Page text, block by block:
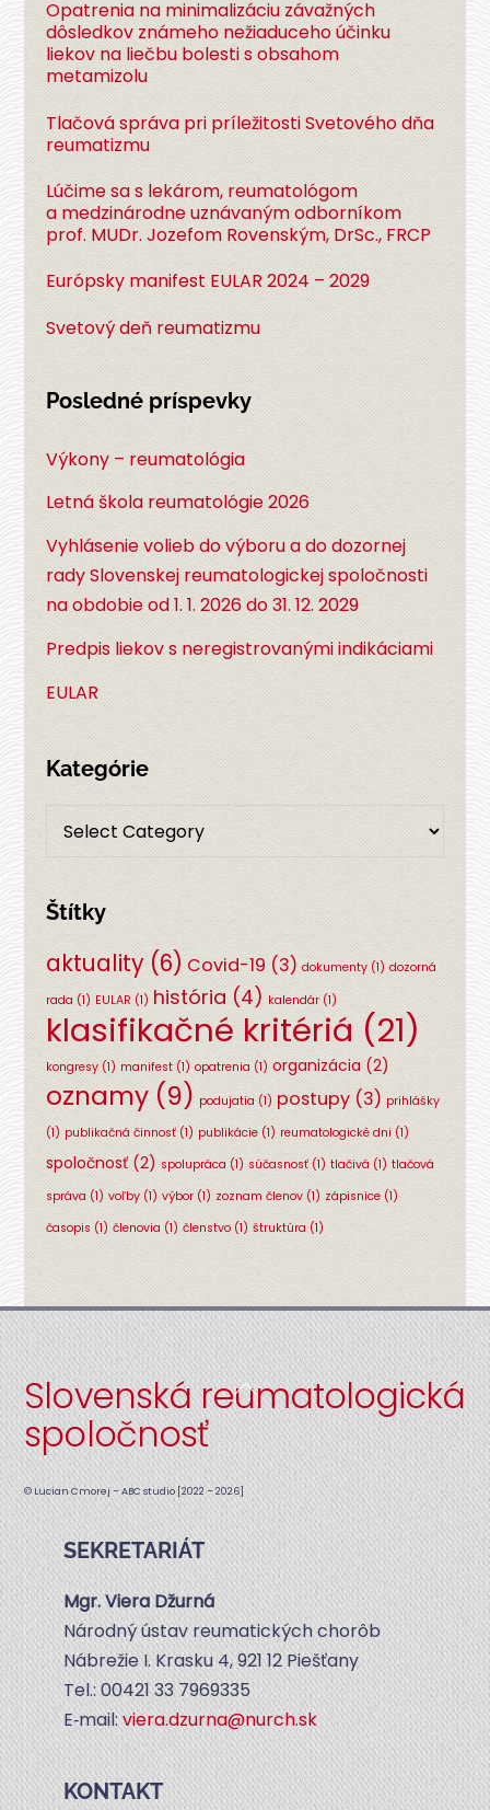
Opatrenia na minimalizáciu závažných
dôsledkov známeho nežiaduceho účinku
liekov na liečbu bolesti s obsahom
metamizolu
Tlačová správa pri príležitosti Svetového dňa
reumatizmu
Lúčime sa s lekárom, reumatológom
a medzinárodne uznávaným odborníkom
prof. MUDr. Jozefom Rovenským, DrSc., FRCP
Európsky manifest EULAR 2024 – 2029
Svetový deň reumatizmu
Posledné príspevky
Výkony – reumatológia
Letná škola reumatológie 2026
Vyhlásenie volieb do výboru a do dozornej
rady Slovenskej reumatologickej spoločnosti
na obdobie od 1. 1. 2026 do 31. 12. 2029
Predpis liekov s neregistrovanými indikáciami
EULAR
Kategórie
Štítky
aktuality (6) Covid-19 (3) dokumenty (1) dozorná
rada (1) EULAR (1) história (4) kalendár (1)
klasifikačné kritériá (21)
kongresy (1) manifest (1) opatrenia (1) organizácia (2)
oznamy (9) podujatia (1) postupy (3) prihlášky
(1) publikačná činnosť (1) publikácie (1) reumatologické dni (1)
spoločnosť (2) spolupráca (1) súčasnosť (1) tlačivá (1) tlačová
správa (1) voľby (1) výbor (1) zoznam členov (1) zápisnice (1)
časopis (1) členovia (1) členstvo (1) štruktúra (1)
Back
To
Top
Slovenská reumatologická
spoločnosť
© Lucian Cmorej – ABC studio [2022 – 2026]
SEKRETARIÁT
Mgr. Vie­ra Džurná
Národ­ný ústav reuma­tic­kých chorôb
Náb­re­žie I. Kras­ku 4, 921 12 Piešťany
Tel.: 00421 33 7969335
E‑mail:viera.​dzurna@​nurch.​sk
KONTAKT